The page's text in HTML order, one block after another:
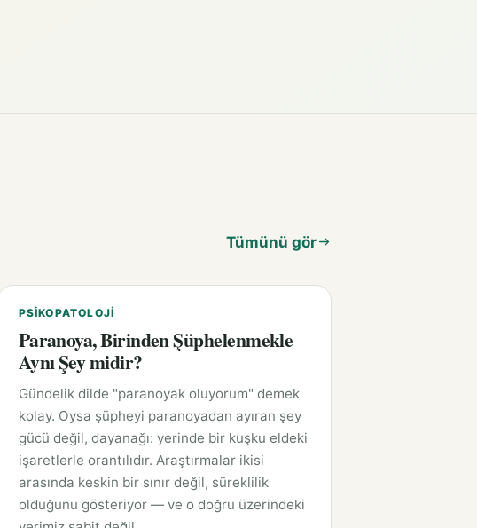
Tümünü gör
PSIKOPATOLOJI
Paranoya, Birinden Şüphelenmekle
Aynı Şey midir?
Gündelik dilde "paranoyak oluyorum" demek
kolay. Oysa şüpheyi paranoyadan ayıran şey
gücü değil, dayanağı: yerinde bir kuşku eldeki
işaretlerle orantılıdır. Araştırmalar ikisi
arasında keskin bir sınır değil, süreklilik
olduğunu gösteriyor — ve o doğru üzerindeki